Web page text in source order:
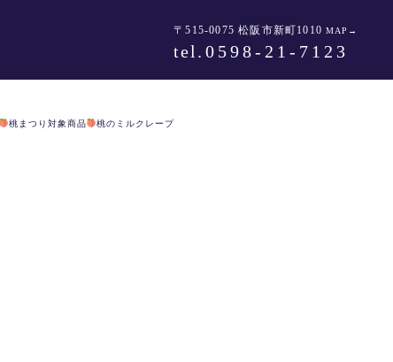
〒515-0075 松阪市新町1010MAP→
tel .0598-21-7123
桃まつり対象商品 桃のミルクレープ